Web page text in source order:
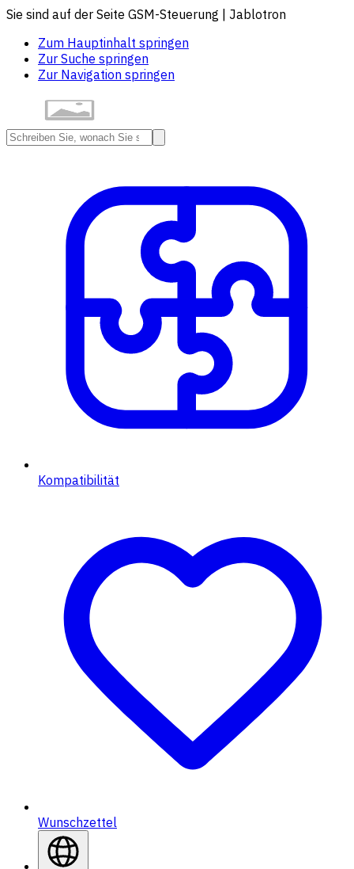
Sie sind auf der Seite GSM-Steuerung | Jablotron
Zum Hauptinhalt springen
Zur Suche springen
Zur Navigation springen
Kompatibilität
Wunschzettel